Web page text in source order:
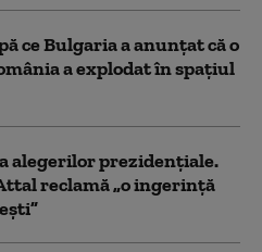
ce Bulgaria a anunţat că o
a explodat în spaţiul
alegerilor prezidențiale.
reclamă „o ingerință